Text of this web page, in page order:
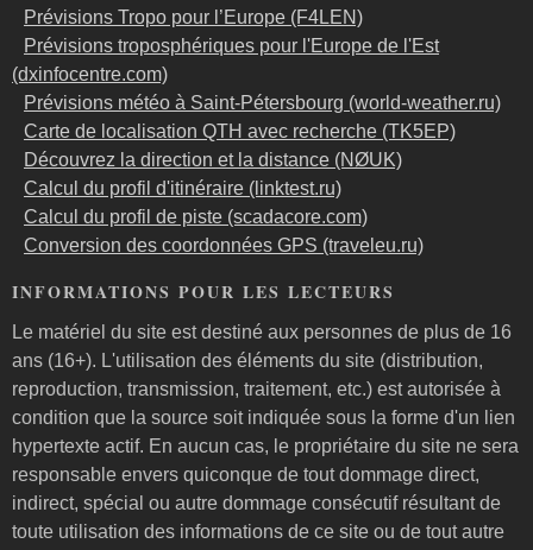
Prévisions Tropo pour l’Europe (F4LEN)
Prévisions troposphériques pour l'Europe de l'Est
(dxinfocentre.com)
Prévisions météo à Saint-Pétersbourg (world-weather.ru)
Carte de localisation QTH avec recherche (TK5EP)
Découvrez la direction et la distance (NØUK)
Calcul du profil d'itinéraire (linktest.ru)
Calcul du profil de piste (scadacore.com)
Conversion des coordonnées GPS (traveleu.ru)
INFORMATIONS POUR LES LECTEURS
Le matériel du site est destiné aux personnes de plus de 16
ans (16+). L'utilisation des éléments du site (distribution,
reproduction, transmission, traitement, etc.) est autorisée à
condition que la source soit indiquée sous la forme d'un lien
hypertexte actif. En aucun cas, le propriétaire du site ne sera
responsable envers quiconque de tout dommage direct,
indirect, spécial ou autre dommage consécutif résultant de
toute utilisation des informations de ce site ou de tout autre